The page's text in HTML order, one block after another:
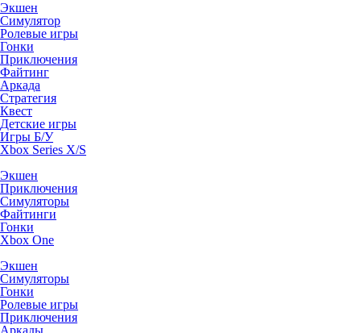
Экшен
Симулятор
Ролевые игры
Гонки
Приключения
Файтинг
Аркада
Стратегия
Квест
Детские игры
Игры Б/У
Xbox Series X/S
Экшен
Приключения
Симуляторы
Файтинги
Гонки
Xbox One
Экшен
Симуляторы
Гонки
Ролевые игры
Приключения
Аркады